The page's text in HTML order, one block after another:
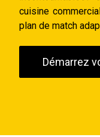
cuisine
plan de match
Démarrez